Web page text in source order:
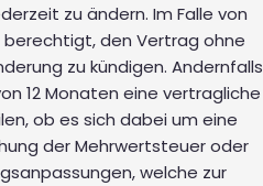
zu ändern. Im Falle von
berechtigt, den Vertrag ohne
zu kündigen. Andernfalls
12 Monaten eine vertragliche
ob es sich dabei um eine
der Mehrwertsteuer oder
welche zur